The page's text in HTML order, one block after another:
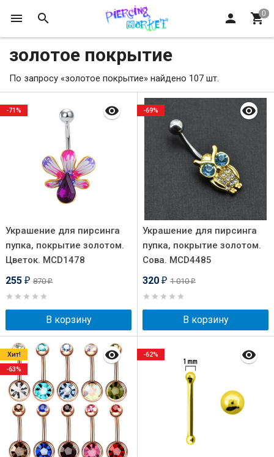
золотое покрытие
По запросу «золотое покрытие» найдено 107 шт.
Украшение для пирсинга
пупка, покрытие золотом.
Цветок. MCD1478
255 ₽ 870₽
В корзину
-71%
Украшение для пирсинга
пупка, покрытие золотом.
Сова. MCD4485
320 ₽ 1 010₽
В корзину
-69%
Хит!
-63%
-62%